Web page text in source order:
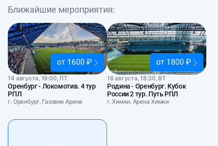
Ближайшие мероприятия:
от 1600 ₽
14 августа, 19:00, ПТ
Оренбург - Локомотив. 4 тур
РПЛ
г. Оренбург, Газовик Арена
от 1800 ₽
18 августа, 18:30, ВТ
Родина - Оренбург. Кубок
России 2 тур. Путь РПЛ
г. Химки, Арена Химки